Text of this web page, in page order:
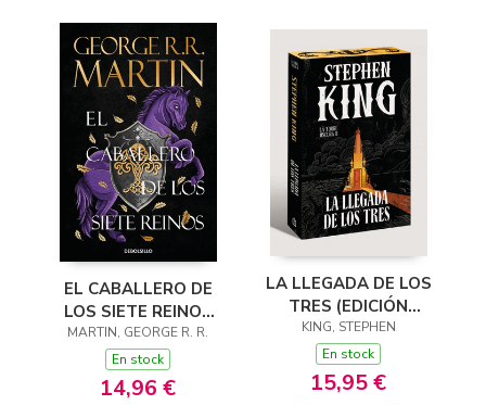
EL CABALLERO DE
LOS SIETE REINOS
(CANCIÓN DE HIELO
Y FUEGO)
MARTIN, GEORGE R. R.
En stock
14,96 €
LA LLEGADA DE LOS
TRES (EDICIÓN
CANTOS TINTADOS)
(LA TORRE OSCURA
2)
KING, STEPHEN
En stock
15,95 €